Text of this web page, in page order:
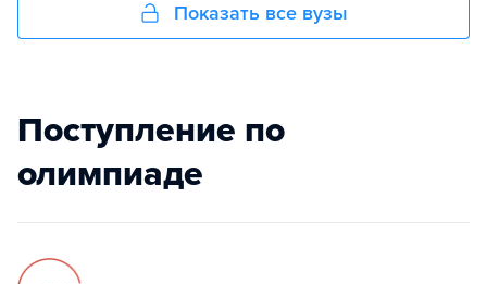
Показать все вузы
Поступление по
олимпиаде